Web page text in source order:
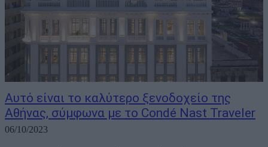
Αυτό είναι το καλύτερο ξενοδοχείο της
Αθήνας, σύμφωνα με το Condé Nast Traveler
06/10/2023